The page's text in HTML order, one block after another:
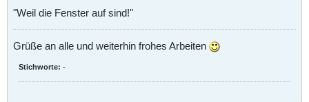
"Weil die Fenster auf sind!"
Grüße an alle und weiterhin frohes Arbeiten
Stichworte: -